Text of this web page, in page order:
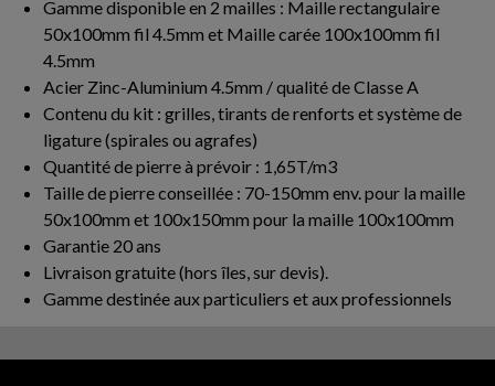
Gamme disponible en 2 mailles : Maille rectangulaire
50x100mm fil 4.5mm et Maille carée 100x100mm fil
4.5mm
Acier Zinc-Aluminium 4.5mm / qualité de Classe A
Contenu du kit : grilles, tirants de renforts et système de
ligature (spirales ou agrafes)
Quantité de pierre à prévoir : 1,65T/m3
Taille de pierre conseillée : 70-150mm env. pour la maille
50x100mm et 100x150mm pour la maille 100x100mm
Garantie 20 ans
Livraison gratuite (hors îles, sur devis).
Gamme destinée aux particuliers et aux professionnels